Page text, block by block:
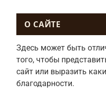
О САЙТЕ
Здесь может быть
того, чтобы
сайт или выразить
благодарности.